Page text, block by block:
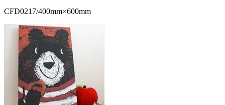
CFD0217/400mm×600mm